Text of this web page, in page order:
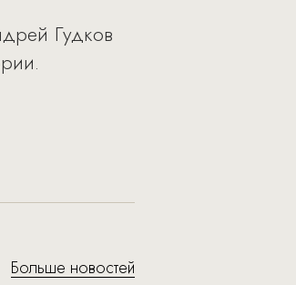
Гудков
Больше новостей